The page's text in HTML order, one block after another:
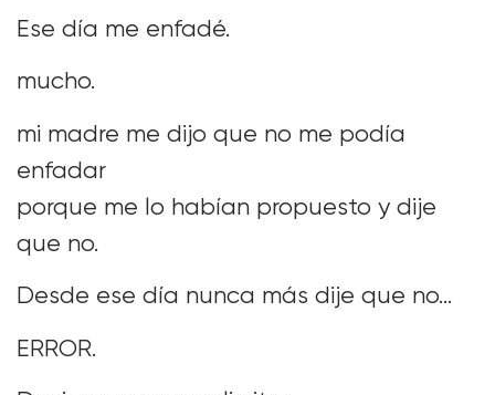
Ese día me enfadé.
mucho.
mi madre me dijo que no me podía
enfadar
porque me lo habían propuesto y dije
que no.
Desde ese día nunca más dije que no…
ERROR.